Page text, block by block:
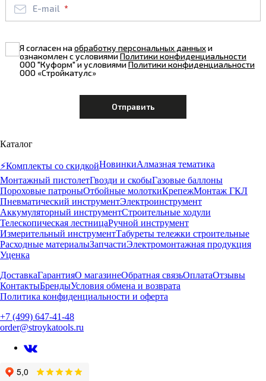
E-mail
Я согласен наобработку персональных данныхи
ознакомлен с условиямиПолитики конфиденциальности
ООО "Куформ" и условиямиПолитики конфиденциальности
ООО «Стройкатулс»
Каталог
⚡️Комплекты со скидкойНовинкиАлмазная тематика
Монтажный пистолетГвозди и скобыГазовые баллоны
Пороховые патроныОтбойные молоткиКрепежМонтаж ГКЛ
Пневматический инструментЭлектроинструмент
Аккумуляторный инструментСтроительные ходули
Телескопическая лестницаРучной инструмент
Измерительный инструментТабуреты тележки строительные
Расходные материалыЗапчастиЭлектромонтажная продукция
Уценка
ДоставкаГарантияО магазинеОбратная связьОплатаОтзывы
КонтактыБрендыУсловия обмена и возврата
Политика конфиденциальности и оферта
+7 (499) 647-41-48
order@stroykatools.ru